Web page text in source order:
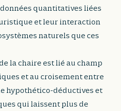
quantitatives liées
et leur interaction
naturels que ces
la chaire est lié au champ
et au croisement entre
hypothético-déductives et
qui laissent plus de